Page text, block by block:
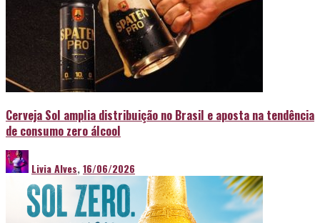
Cerveja Sol amplia distribuição no Brasil e aposta na tendência
de consumo zero álcool
Livia Alves,16/06/2026